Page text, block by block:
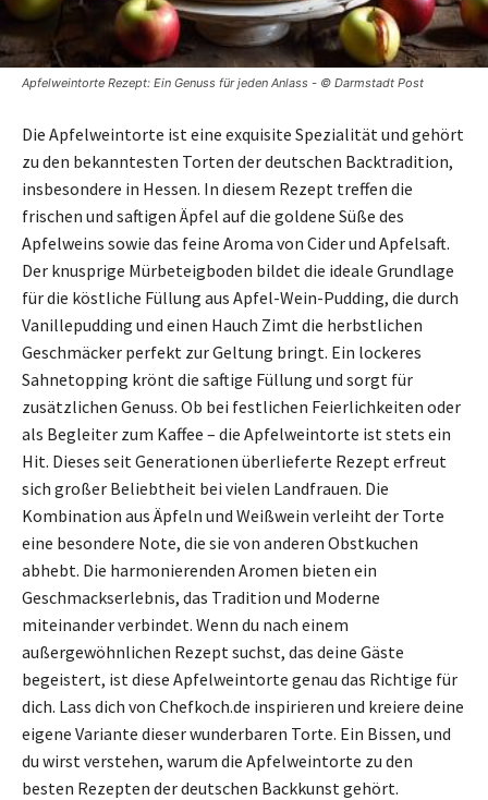
Apfelweintorte Rezept: Ein Genuss für jeden Anlass - © Darmstadt Post
Die Apfelweintorte ist eine exquisite Spezialität und gehört
zu den bekanntesten Torten der deutschen Backtradition,
insbesondere in Hessen. In diesem Rezept treffen die
frischen und saftigen Äpfel auf die goldene Süße des
Apfelweins sowie das feine Aroma von Cider und Apfelsaft.
Der knusprige Mürbeteigboden bildet die ideale Grundlage
für die köstliche Füllung aus Apfel-Wein-Pudding, die durch
Vanillepudding und einen Hauch Zimt die herbstlichen
Geschmäcker perfekt zur Geltung bringt. Ein lockeres
Sahnetopping krönt die saftige Füllung und sorgt für
zusätzlichen Genuss. Ob bei festlichen Feierlichkeiten oder
als Begleiter zum Kaffee – die Apfelweintorte ist stets ein
Hit. Dieses seit Generationen überlieferte Rezept erfreut
sich großer Beliebtheit bei vielen Landfrauen. Die
Kombination aus Äpfeln und Weißwein verleiht der Torte
eine besondere Note, die sie von anderen Obstkuchen
abhebt. Die harmonierenden Aromen bieten ein
Geschmackserlebnis, das Tradition und Moderne
miteinander verbindet. Wenn du nach einem
außergewöhnlichen Rezept suchst, das deine Gäste
begeistert, ist diese Apfelweintorte genau das Richtige für
dich. Lass dich von Chefkoch.de inspirieren und kreiere deine
eigene Variante dieser wunderbaren Torte. Ein Bissen, und
du wirst verstehen, warum die Apfelweintorte zu den
besten Rezepten der deutschen Backkunst gehört.